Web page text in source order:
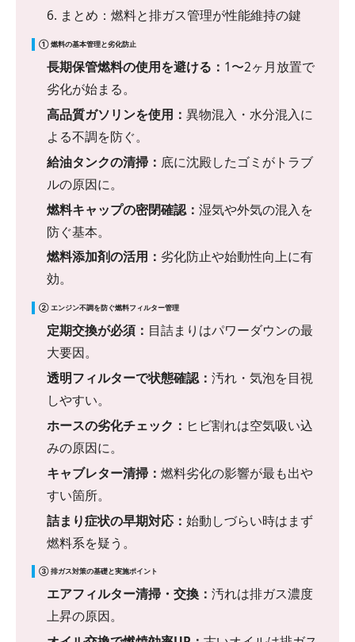
6. まとめ：燃料と排ガス管理が性能維持の鍵
① 燃料の基本管理と劣化防止
長期保管燃料の使用を避ける： 1〜2ヶ月放置で
劣化が始まる。
高品質ガソリンを使用： 異物混入・水分混入に
よる不調を防ぐ。
給油タンクの清掃： 底に沈殿したゴミがトラブ
ルの原因に。
燃料キャップの密閉確認： 湿気や外気の混入を
防ぐ基本。
燃料添加剤の活用： 劣化防止や始動性向上に有
効。
② エンジン不調を防ぐ燃料フィルター管理
定期交換が必須： 目詰まりはパワーダウンの最
大要因。
透明フィルターで状態確認： 汚れ・気泡を目視
しやすい。
ホースの劣化チェック： ヒビ割れは空気吸い込
みの原因に。
キャブレター清掃： 燃料劣化の影響が最も出や
すい箇所。
詰まり症状の早期対応： 始動しづらい時はまず
燃料系を疑う。
③ 排ガス対策の基礎と実施ポイント
エアフィルター清掃・交換： 汚れは排ガス濃度
上昇の原因。